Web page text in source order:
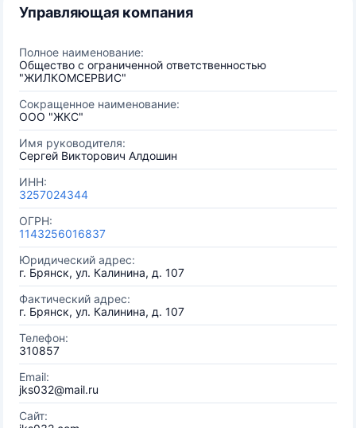
Управляющая компания
Полное наименование:
Общество с ограниченной ответственностью
"ЖИЛКОМСЕРВИС"
Сокращенное наименование:
ООО "ЖКС"
Имя руководителя:
Сергей Викторович Алдошин
ИНН:
3257024344
ОГРН:
1143256016837
Юридический адрес:
г. Брянск, ул. Калинина, д. 107
Фактический адрес:
г. Брянск, ул. Калинина, д. 107
Телефон:
310857
Email:
jks032@mail.ru
Сайт: